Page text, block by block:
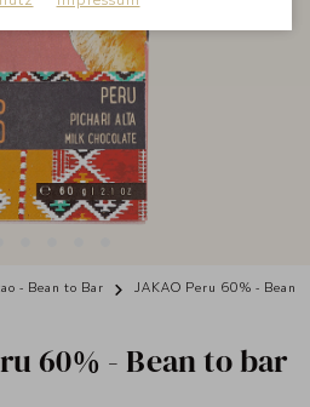
- Bean to Bar
JAKAO Peru 60% - Bean
60% - Bean to bar